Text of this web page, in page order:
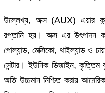
উল্লেখ্য, অক্স (AUX) এয়ার
রপ্তানি হয়। অক্স এর উৎপাদন
পোল্যান্ড, মেক্সিকো, থাইল্যান্ড ও
সেন্টার। ইউনিক ডিজাইন, কৃত্তিম
অতি উচ্চমান নিশ্চিত করায়